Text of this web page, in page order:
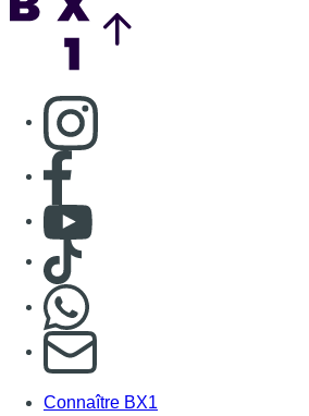
Consulter page Instagram
Consulter page Facebook
Consulter Youtube
Consulter TikTok
S'abonner à notre newsletter
Connaître BX1